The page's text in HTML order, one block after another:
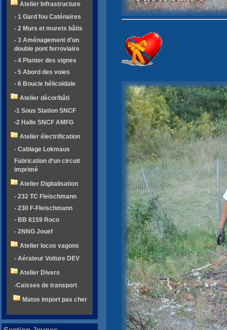
Atelier Infrastructure
- 1 Gard fou Caténaires
- 2 Murs et murets bâtis
- 3 Aménagement d'un
double pont ferroviaire
- 4 Planter des vignes
- 5 Abord des voies
- 6 Boucle hélicoïdale
Atelier décor/bâti
-1 Sous Station SNCF
-2 Halle SNCF AMFG
Atelier électrification
- Cablage Lokmaus
Fabrication d’un circuit
imprimé
Atelier Digitalisation
- 232 TC Fleischmann
- 230 F-Fleischmann
- BB 8159 Roco
- 2NNG Jouef
Atelier locos vagons
- Aérateur Voiture DEV
Atelier Divers
-Caisses de transport
Matos import pas cher